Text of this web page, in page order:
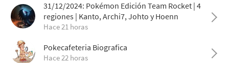
31/12/2024: Pokémon Edición Team Rocket | 4
regiones | Kanto, Archi7, Johto y Hoenn
Hace 21 horas
Pokecafeteria Biografica
Hace 22 horas